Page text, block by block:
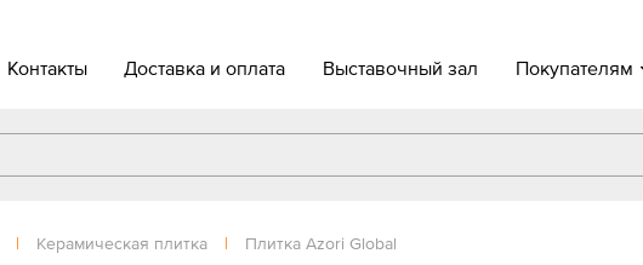
Контакты Доставка и оплата Выставочный зал Покупателям
| Керамическая плитка | Плитка Azori Global